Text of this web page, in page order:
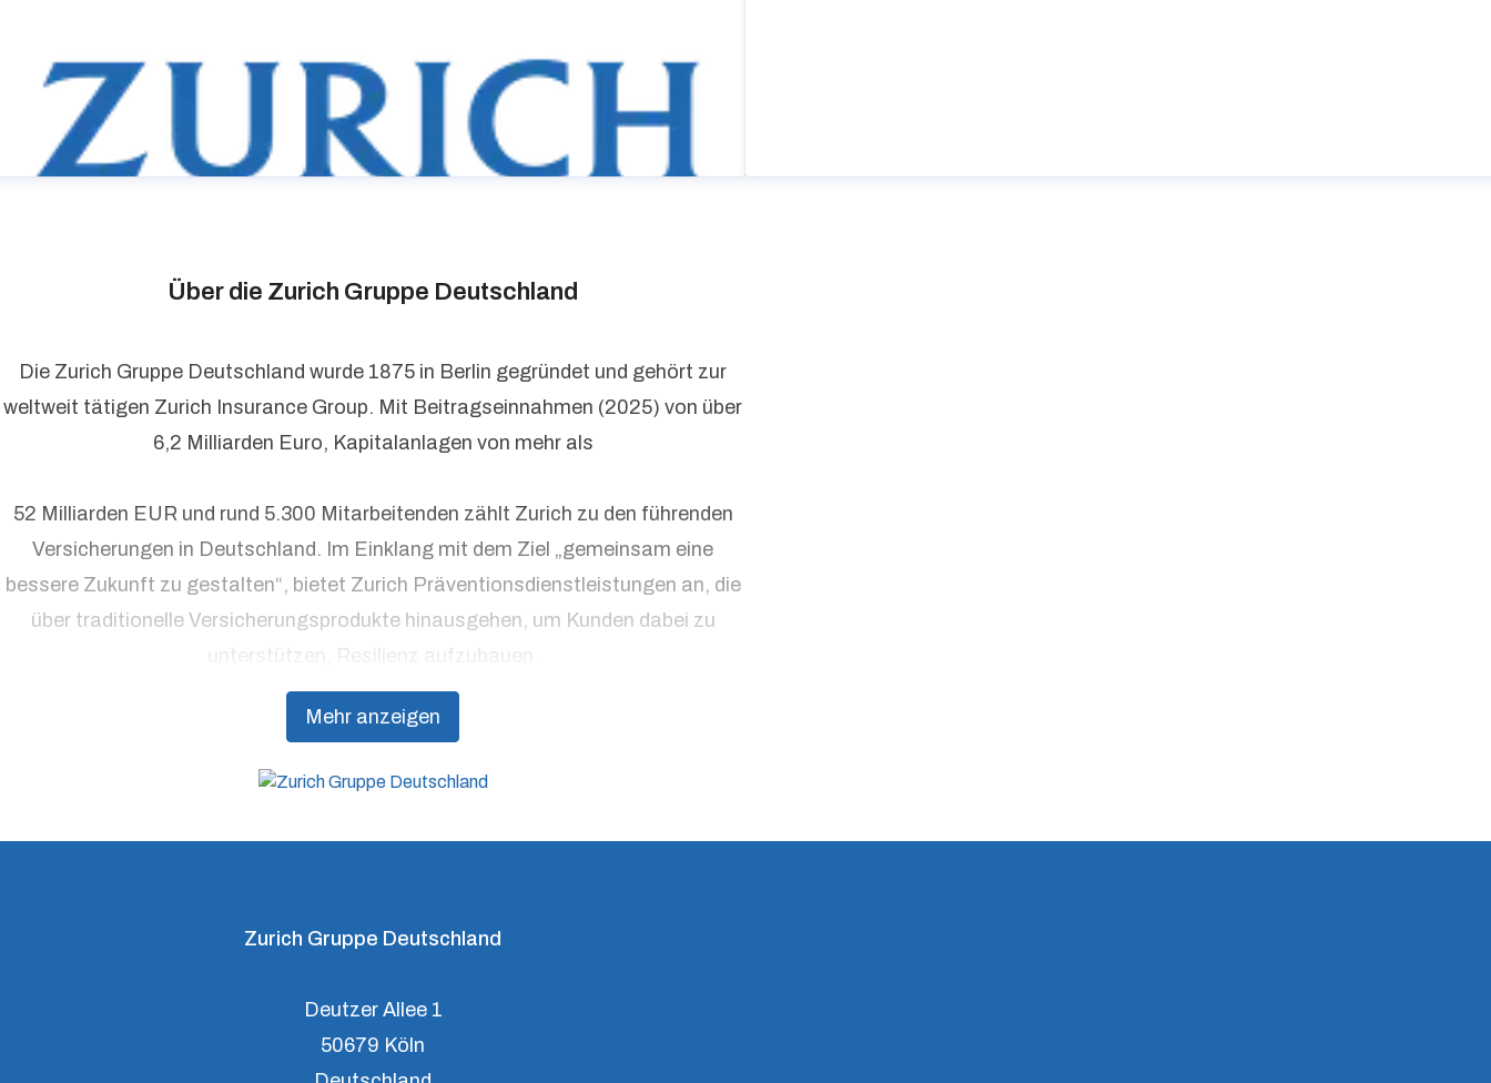
auf LinkedIn, Zurich auf X
Über die Zurich Gruppe Deutschland
Mehr anzeigen
Die Zurich Gruppe Deutschland wurde 1875 in Berlin gegründet und gehört zur
weltweit tätigen Zurich Insurance Group. Mit Beitragseinnahmen (2025) von über
6,2 Milliarden Euro, Kapitalanlagen von mehr als
52 Milliarden EUR und rund 5.300 Mitarbeitenden zählt Zurich zu den führenden
Versicherungen in Deutschland. Im Einklang mit dem Ziel „gemeinsam eine
bessere Zukunft zu gestalten“, bietet Zurich Präventionsdienstleistungen an, die
über traditionelle Versicherungsprodukte hinausgehen, um Kunden dabei zu
unterstützen, Resilienz aufzubauen.
Zurich Gruppe Deutschland
Deutzer Allee 1
50679 Köln